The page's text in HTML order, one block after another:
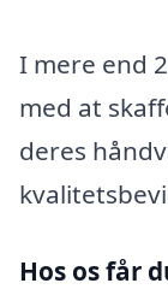
I mere end
med at
deres
Hos os får